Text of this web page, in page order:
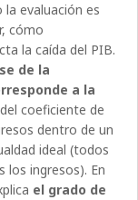
evaluación es
cómo
la caída del PIB.
de la
a la
coeficiente de
dentro de un
ideal (todos
los ingresos). En
el grado de